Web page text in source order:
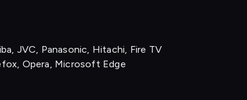
JVC, Panasonic, Hitachi, Fire TV
Opera, Microsoft Edge